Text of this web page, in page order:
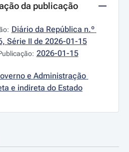
da publicação
Diário da República n.º
Série II de 2026-01-15
2026-01-15
e Administração
e indireta do Estado